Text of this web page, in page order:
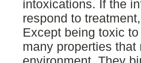
intoxications. If the
respond to
Except being toxic
many properties